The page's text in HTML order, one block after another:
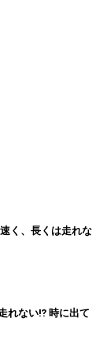
く、長くは走れな
れない⁉ 時に出て